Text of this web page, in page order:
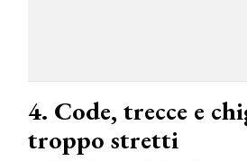
4. Code, trecce e
troppo stretti